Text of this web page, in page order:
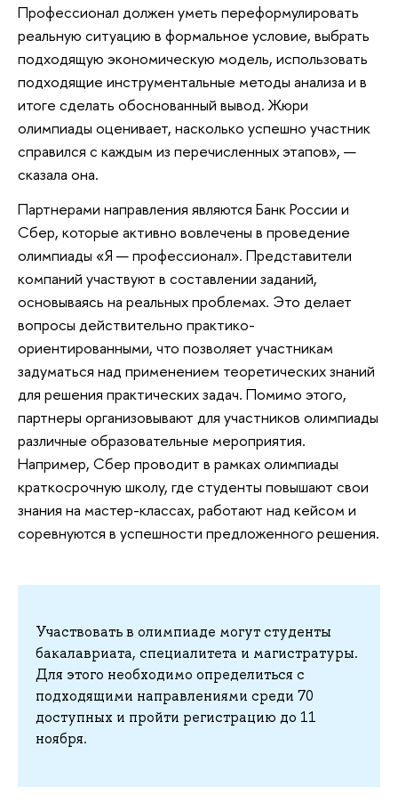
Профессионал должен уметь переформулировать
реальную ситуацию в формальное условие, выбрать
подходящую экономическую модель, использовать
подходящие инструментальные методы анализа и в
итоге сделать обоснованный вывод. Жюри
олимпиады оценивает, насколько успешно участник
справился с каждым из перечисленных этапов», —
сказала она.
Партнерами направления являются Банк России и
Сбер, которые активно вовлечены в проведение
олимпиады «Я — профессионал». Представители
компаний участвуют в составлении заданий,
основываясь на реальных проблемах. Это делает
вопросы действительно практико-
ориентированными, что позволяет участникам
задуматься над применением теоретических знаний
для решения практических задач. Помимо этого,
партнеры организовывают для участников олимпиады
различные образовательные мероприятия.
Например, Сбер проводит в рамках олимпиады
краткосрочную школу, где студенты повышают свои
знания на мастер-классах, работают над кейсом и
соревнуются в успешности предложенного решения.
Участвовать в олимпиаде могут студенты
бакалавриата, специалитета и магистратуры.
Для этого необходимо определиться с
подходящими направлениями среди 70
доступных и пройти регистрацию до 11
ноября.